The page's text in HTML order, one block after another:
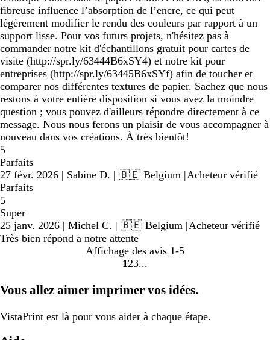
fibreuse influence l’absorption de l’encre, ce qui peut
légèrement modifier le rendu des couleurs par rapport à un
support lisse. Pour vos futurs projets, n'hésitez pas à
commander notre kit d'échantillons gratuit pour cartes de
visite (http://spr.ly/63444B6xSY4) et notre kit pour
entreprises (http://spr.ly/63445B6xSYf) afin de toucher et
comparer nos différentes textures de papier. Sachez que nous
restons à votre entière disposition si vous avez la moindre
question ; vous pouvez d'ailleurs répondre directement à ce
message. Nous nous ferons un plaisir de vous accompagner à
nouveau dans vos créations. À très bientôt!
5
Parfaits
27 févr. 2026 | Sabine D. | 🇧🇪 Belgium |Acheteur vérifié
Parfaits
5
Super
25 janv. 2026 | Michel C. | 🇧🇪 Belgium |Acheteur vérifié
Très bien répond a notre attente
Affichage des avis 1-5
Accéder
la
1 Accéder
la
2 Accéder
la
3
Vous allez aimer imprimer vos idées.
VistaPrint est là pour vous aider à chaque étape.